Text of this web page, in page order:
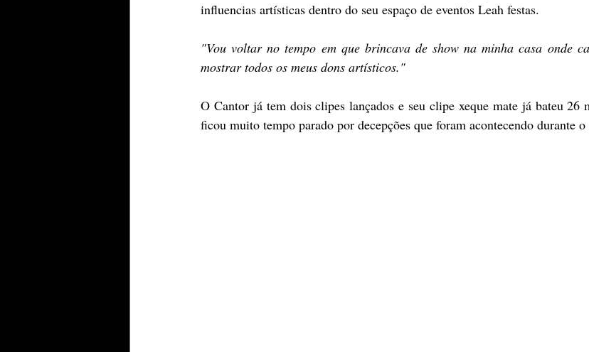
influencias artísticas dentro do seu espaço de eventos Leah festas.
"Vou voltar no tempo em que brincava de show na minha casa onde
mostrar todos os meus dons artísticos."
O Cantor já tem dois clipes lançados e seu clipe xeque mate já bateu 26
ficou muito tempo parado por decepções que foram acontecendo durante